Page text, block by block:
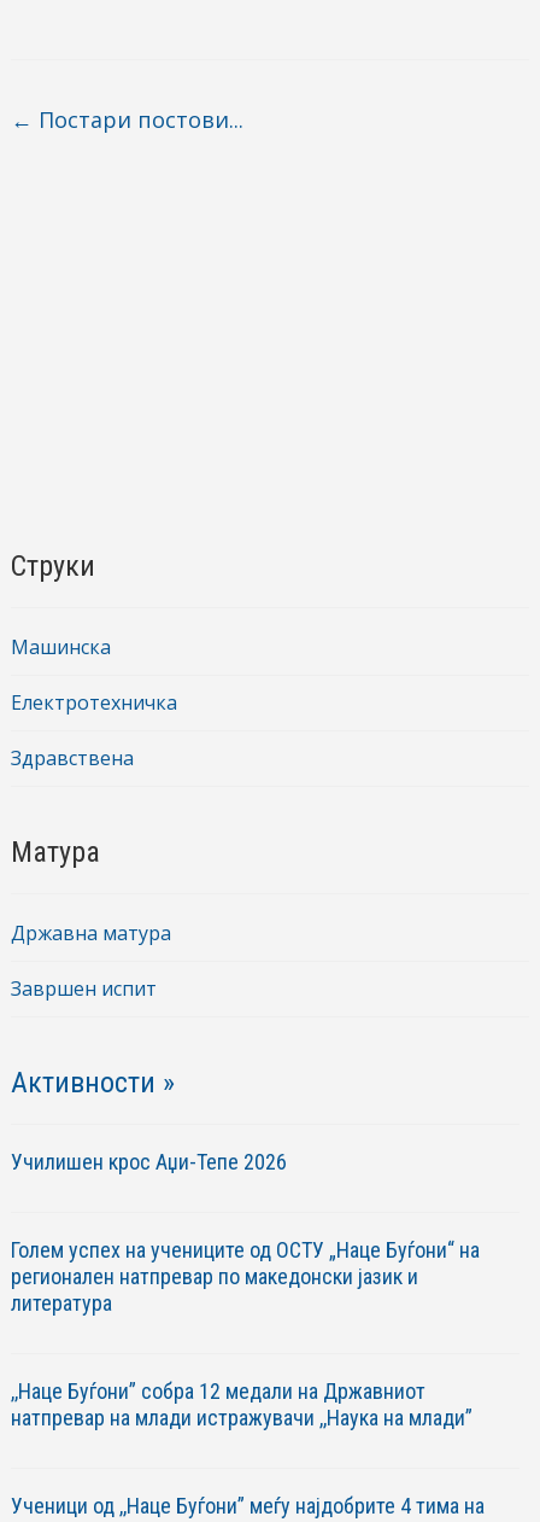
Post navigation
← Постари постови...
Струки
Машинска
Електротехничка
Здравствена
Матура
Државна матура
Завршен испит
Активности »
Училишен крос Аџи-Тепе 2026
Голем успех на учениците од ОСТУ „Наце Буѓони“ на
регионален натпревар по македонски јазик и
литература
,,Наце Буѓони” собра 12 медали на Државниот
натпревар на млади истражувачи ,,Наука на млади”
Ученици од ,,Наце Буѓони” меѓу најдобрите 4 тима на